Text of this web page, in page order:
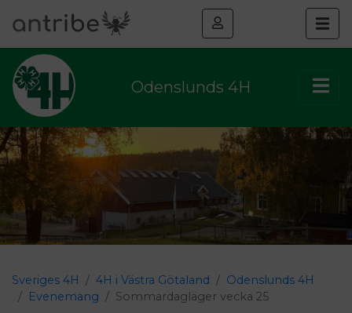
Odenslunds 4H
Sveriges 4H 4H i Västra Götaland
Odenslunds 4H
Evenemang
Sommardagläger vecka 25